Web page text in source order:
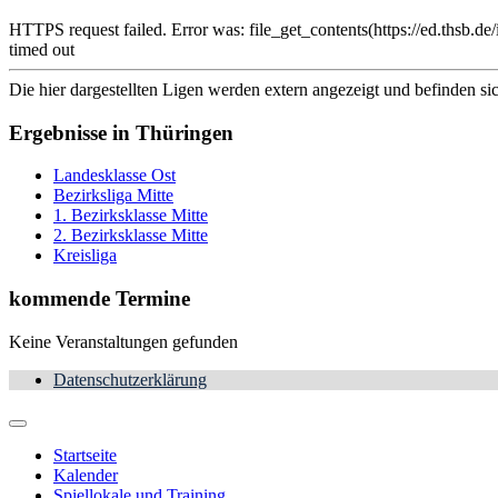
HTTPS request failed. Error was: file_get_contents(https://
timed out
Die hier dargestellten Ligen werden extern angezeigt und befinden
Ergebnisse in Thüringen
Landesklasse Ost
Bezirksliga Mitte
1. Bezirksklasse Mitte
2. Bezirksklasse Mitte
Kreisliga
kommende Termine
Keine Veranstaltungen gefunden
Datenschutzerklärung
Startseite
Kalender